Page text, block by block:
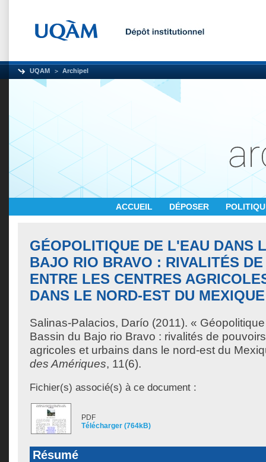
UQAM Archipel
ACCUEIL DÉPOSER
GÉOPOLITIQUE DE L'EAU DANS
BAJO RIO BRAVO : RIVALITÉS
ENTRE LES CENTRES
DANS LE NORD-EST DU MEXIQUE
Salinas-Palacios, Darío (2011). «
Bassin du Bajo rio Bravo : rivalités de
agricoles et urbains dans le nord-est du
des Amériques, 11(6).
Fichier(s) associé(s) à ce document :
PDF
Télécharger (764kB)
Résumé